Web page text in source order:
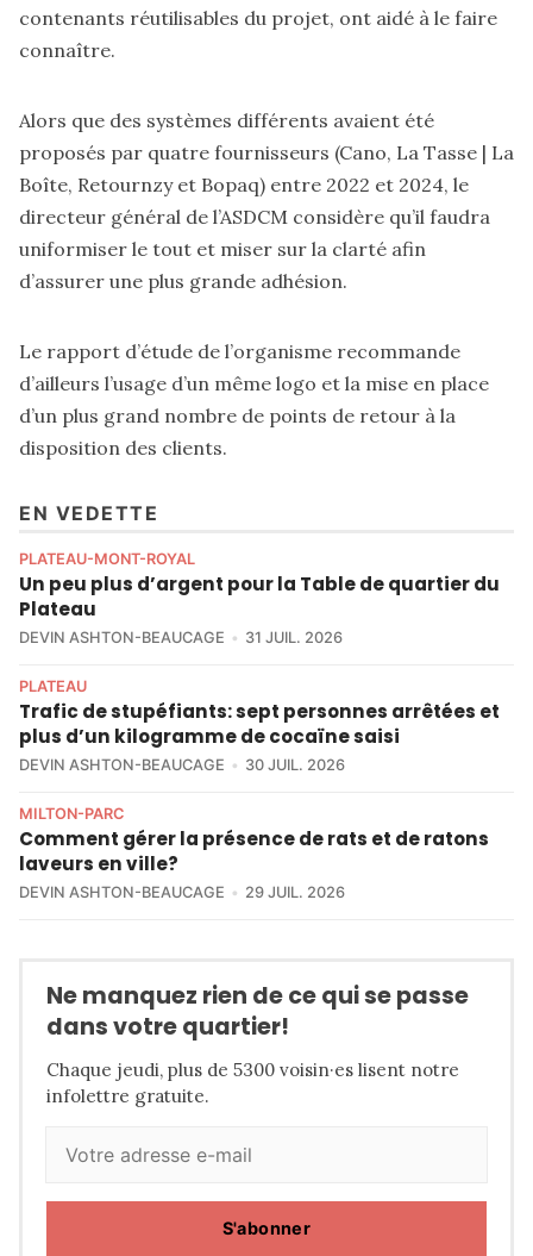
contenants réutilisables du projet, ont aidé à le faire
connaître.
Alors que des systèmes différents avaient été
proposés par quatre fournisseurs (Cano, La Tasse | La
Boîte, Retournzy et Bopaq) entre 2022 et 2024, le
directeur général de l’ASDCM considère qu’il faudra
uniformiser le tout et miser sur la clarté afin
d’assurer une plus grande adhésion.
Le rapport d’étude de l’organisme recommande
d’ailleurs l’usage d’un même logo et la mise en place
d’un plus grand nombre de points de retour à la
disposition des clients.
EN VEDETTE
PLATEAU-MONT-ROYAL
Un peu plus d’argent pour la Table de quartier du
Plateau
DEVIN ASHTON-BEAUCAGE 31 JUIL. 2026
PLATEAU
Trafic de stupéfiants: sept personnes arrêtées et
plus d’un kilogramme de cocaïne saisi
DEVIN ASHTON-BEAUCAGE 30 JUIL. 2026
MILTON-PARC
Comment gérer la présence de rats et de ratons
laveurs en ville?
DEVIN ASHTON-BEAUCAGE 29 JUIL. 2026
Ne manquez rien de ce qui se passe
dans votre quartier!
Chaque jeudi, plus de 5300 voisin·es lisent notre
infolettre gratuite.
S'abonner